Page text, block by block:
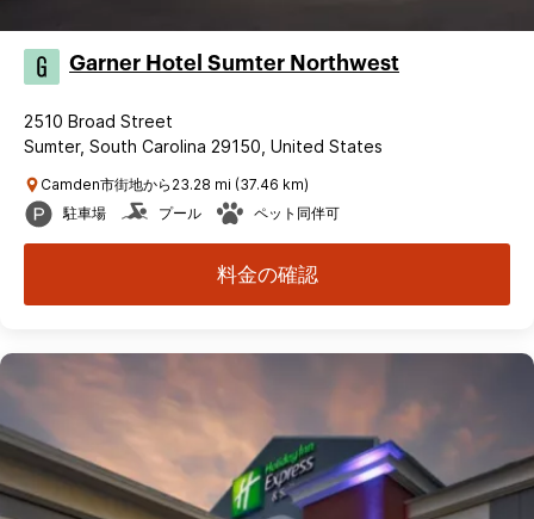
Garner Hotel Sumter Northwest
2510 Broad Street
Sumter, South Carolina 29150, United States
Camden市街地から23.28 mi (37.46 km)
駐車場
プール ペット同伴可
料金の確認